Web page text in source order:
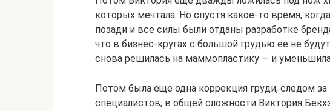
которых мечтала. Но спустя какое-то время,
позади и все силы были отданы разработке
что в бизнес-кругах с большой грудью ее не
снова решилась на маммопластику — и
Потом была еще одна коррекция груди, следом
специалистов, в общей сложности Виктория